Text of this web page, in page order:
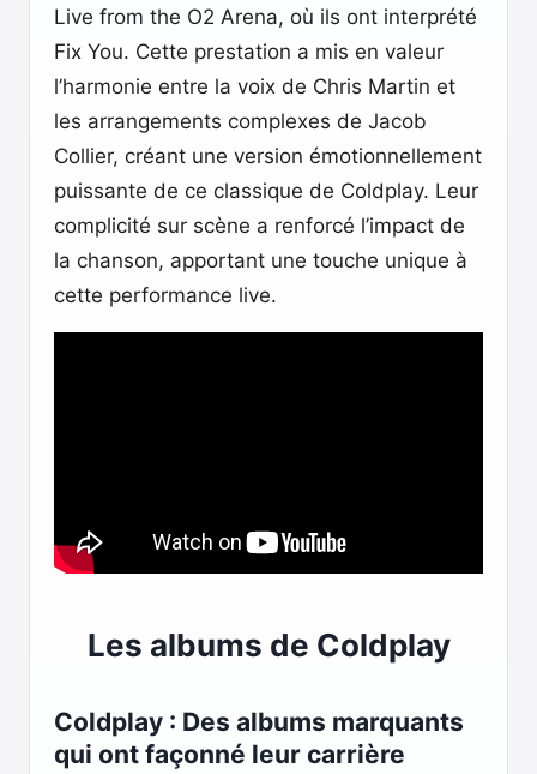
Live from the O2 Arena, où ils ont interprété
Fix You. Cette prestation a mis en valeur
l’harmonie entre la voix de Chris Martin et
les arrangements complexes de Jacob
Collier, créant une version émotionnellement
puissante de ce classique de Coldplay. Leur
complicité sur scène a renforcé l’impact de
la chanson, apportant une touche unique à
cette performance live.
Les albums de Coldplay
Coldplay : Des albums marquants
qui ont façonné leur carrière